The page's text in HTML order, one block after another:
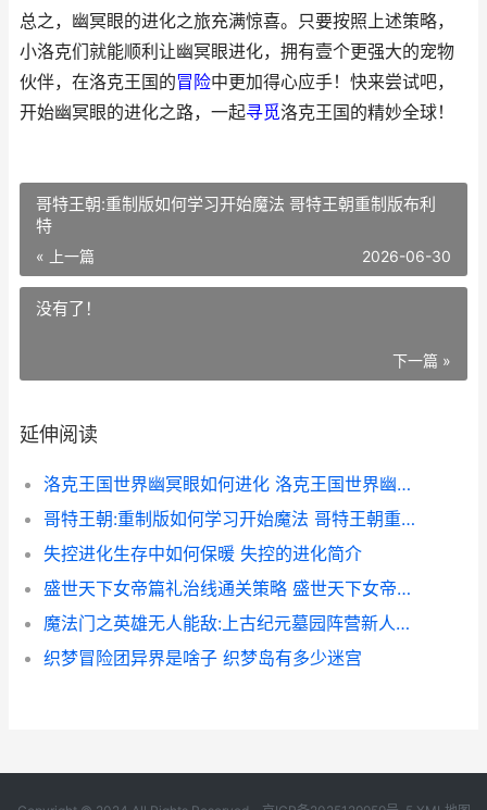
总之，幽冥眼的进化之旅充满惊喜。只要按照上述策略，
小洛克们就能顺利让幽冥眼进化，拥有壹个更强大的宠物
伙伴，在洛克王国的冒险中更加得心应手！快来尝试吧，
开始幽冥眼的进化之路，一起寻觅洛克王国的精妙全球！
哥特王朝:重制版如何学习开始魔法 哥特王朝重制版布利
特
« 上一篇 2026-06-30
没有了！
下一篇 »
延伸阅读
洛克王国世界幽冥眼如何进化 洛克王国世界幽系精灵
哥特王朝:重制版如何学习开始魔法 哥特王朝重制版布利特
失控进化生存中如何保暖 失控的进化简介
盛世天下女帝篇礼治线通关策略 盛世天下女帝篇免费版
魔法门之英雄无人能敌:上古纪元墓园阵营新人开荒如何玩 魔法门之英雄无敌3死亡阴影手机版
织梦冒险团异界是啥子 织梦岛有多少迷宫